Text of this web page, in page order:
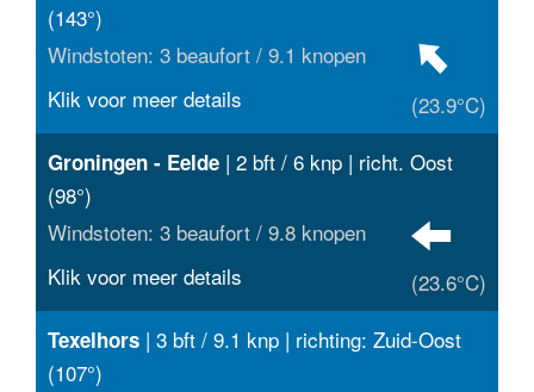
(143°)
Windstoten: 3 beaufort / 9.1 knopen
(23.9°C)
Klik voor meer details
Groningen - Eelde | 2 bft / 6 knp | richt. Oost
(98°)
Windstoten: 3 beaufort / 9.8 knopen
(23.6°C)
Klik voor meer details
Texelhors | 3 bft / 9.1 knp | richting: Zuid-Oost
(107°)